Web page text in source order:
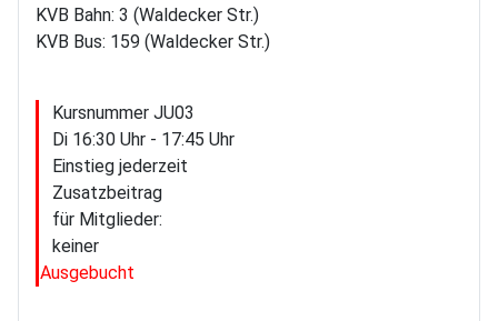
KVB Bahn: 3 (Waldecker Str.)
KVB Bus: 159 (Waldecker Str.)
Kursnummer JU03
Di 16:30 Uhr - 17:45 Uhr
Einstieg jederzeit
Zusatzbeitrag
für Mitglieder:
keiner
Ausgebucht